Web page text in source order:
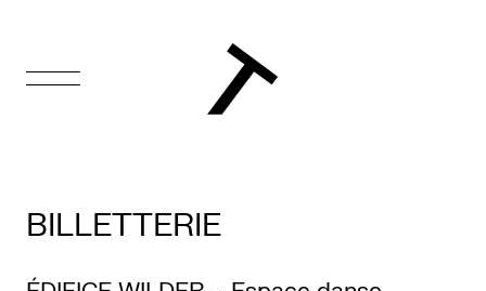
Appuyez-
nous
BILLETTERIE